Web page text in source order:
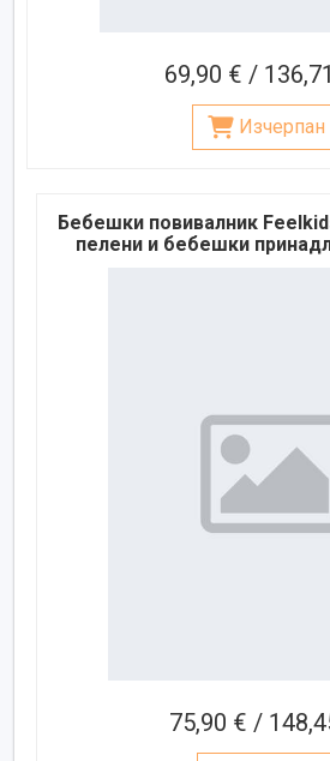
69,90 € /
Изчерпан
Бебешки повивалник
пелени и бебешки
75,90 € /